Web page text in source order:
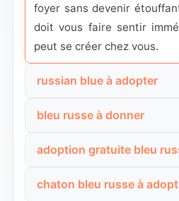
foyer sans devenir
doit vous faire sentir
peut se créer chez vous.
russian blue à adopter
Si vous tapez Russian Blue
voulez : une silhouette
subtile que
bleu russe à donner
vous voulez aller vite et
un chat de ce type
adoption gratuite bleu
Une adoption gratuite
forcément, mais ce n’est
chaton bleu russe à